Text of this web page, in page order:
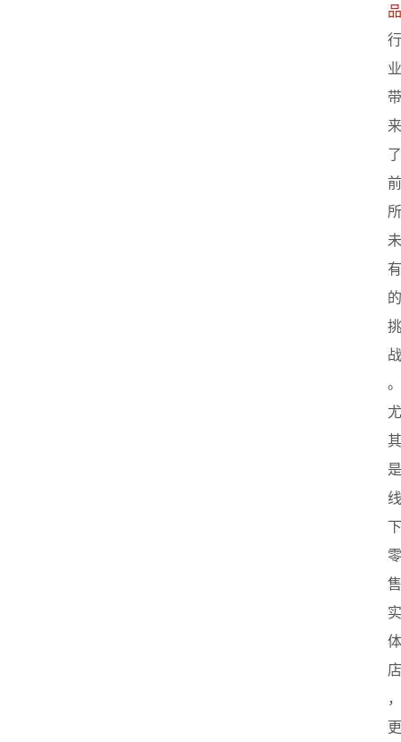
品
行
业
带
来
了
前
所
未
有
的
挑
战
。
尤
其
是
线
下
零
售
实
体
店
，
更